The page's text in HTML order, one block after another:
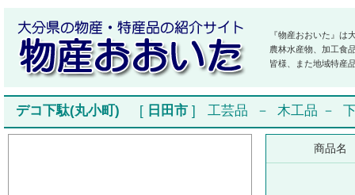
『物産おおいた』は
農林水産物、加工食
皆様、また地域特産
デコ下駄(丸小町) [ 日田市 ] 工芸品 － 木工品 －
商品名